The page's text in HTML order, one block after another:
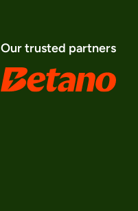
Our trusted partners